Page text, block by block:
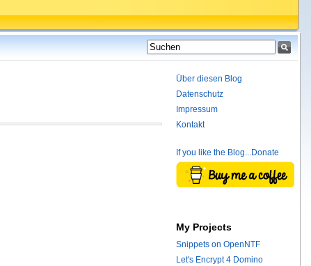
Über diesen Blog
Datenschutz
Impressum
Kontakt
If you like the Blog...Donate
My Projects
Snippets on OpenNTF
Let's Encrypt 4 Domino